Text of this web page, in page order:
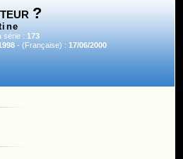
?
série :173
- (Française) :17/06/2000